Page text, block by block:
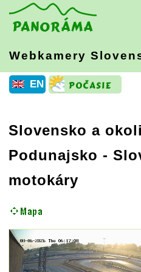
Webkamery
EN
Slovensko a
Podunajsko -
motokáry